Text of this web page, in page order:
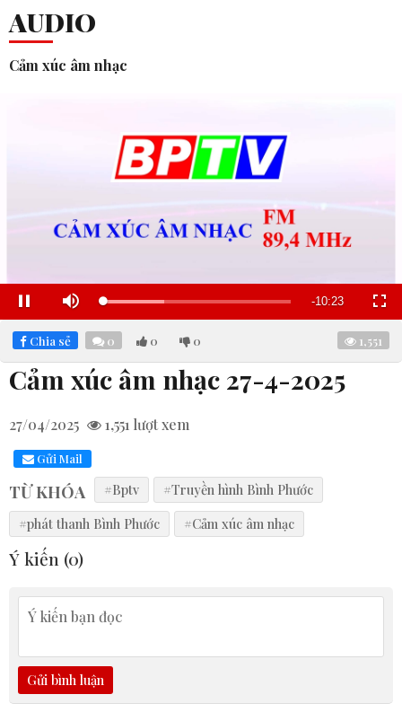
AUDIO
Cảm xúc âm nhạc
Pause Mute Loaded:
32.95%
Remaining
Time
-10:22
Chia sẻ 0 0 0 1,551
Cảm xúc âm nhạc 27-4-2025
27/04/2025 1,551 lượt xem
Gửi Mail
TỪ KHÓA #Bptv
#Truyền hình Bình Phước
#phát thanh Bình Phước
#Cảm xúc âm nhạc
Ý kiến (0)
Gửi bình luận